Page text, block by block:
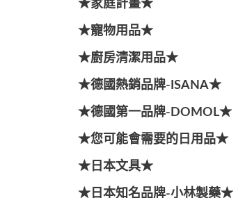
★家庭計畫★
★寵物用品★
★廚房清潔用品★
★德國熱銷品牌-ISANA★
★德國第一品牌-DOMOL★
★您可能會需要的日用品★
★日本文具★
★日本知名品牌-小林製藥★